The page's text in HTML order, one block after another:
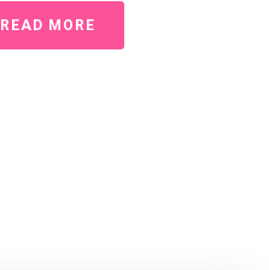
READ MORE